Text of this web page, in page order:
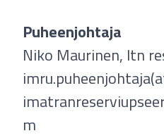
Puheenjohtaja
Niko Maurinen, ltn
m